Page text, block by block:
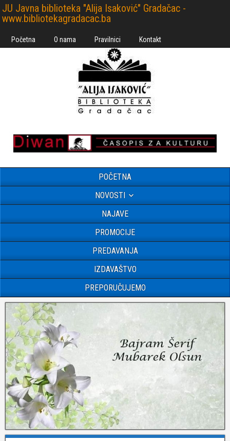
JU Javna biblioteka "Alija Isaković" Gradačac -
www.bibliotekagradacac.ba
Početna O nama Pravilnici Kontakt
POČETNA
NOVOSTI
NAJAVE
PROMOCIJE
PREDAVANJA
IZDAVAŠTVO
PREPORUČUJEMO